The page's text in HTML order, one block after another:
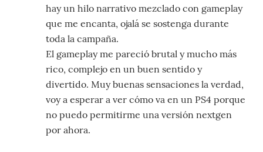
hay un hilo narrativo mezclado con gameplay
que me encanta, ojalá se sostenga durante
toda la campaña.
El gameplay me pareció brutal y mucho más
rico, complejo en un buen sentido y
divertido. Muy buenas sensaciones la verdad,
voy a esperar a ver cómo va en un PS4 porque
no puedo permitirme una versión nextgen
por ahora.